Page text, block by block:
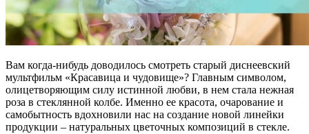
Вам когда-нибудь доводилось смотреть старый диснеевский
мультфильм «Красавица и чудовище»? Главным символом,
олицетворяющим силу истинной любви, в нем стала нежная
роза в стеклянной колбе. Именно ее красота, очарование и
самобытность вдохновили нас на создание новой линейки
продукции – натуральных цветочных композиций в стекле.